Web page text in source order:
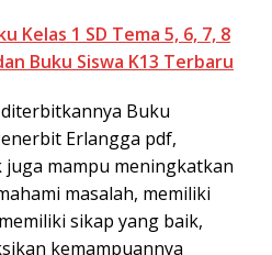
Kelas 1 SD Tema 5, 6, 7, 8
Buku Siswa K13 Terbaru
Buku
Erlangga pdf,
mampu meningkatkan
masalah, memiliki
sikap yang baik,
kemampuannya